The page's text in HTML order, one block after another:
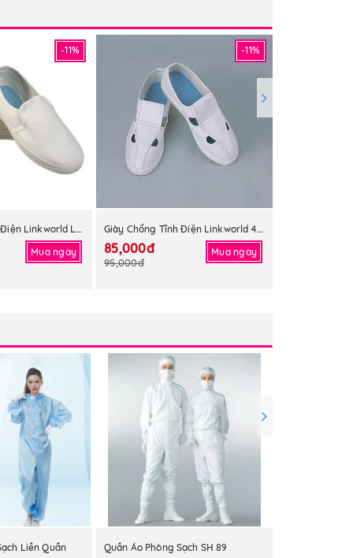
-11%
Giày Chống Tĩnh Điện Linkworld Liền Mặt
Mua ngay
-11%
Giày Chống Tĩnh Điện Linkworld 4 Lỗ
85,000đ
95,000đ
Mua ngay
Liền Quần Quần Áo Phòng Sạch SH 89